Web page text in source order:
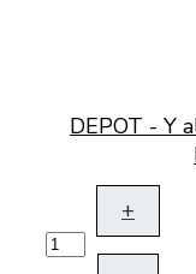
DEPOT - Y
+